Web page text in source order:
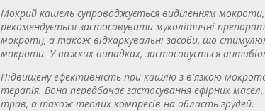
Мокрий кашель супроводжується виділенням мокроти,
рекомендується застосовувати муколітичні
мокроті), а також відхаркувальні засоби, що
мокроти. У важких випадках, застосовується
Підвищену ефективність при кашлю з в'язкою
терапія. Вона передбачає застосування ефірних масел,
трав, а також теплих компресів на область грудей.